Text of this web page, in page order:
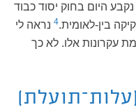
היום בחוק יסוד כבוד
בין-לאומית.4 נראה לי
עקרונות אלו. לא כך